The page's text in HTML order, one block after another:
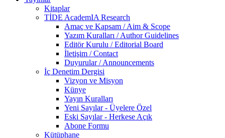
Kitaplar
TİDE AcademIA Research
Amaç ve Kapsam / Aim & Scope
Yazım Kuralları / Author Guidelines
Editör Kurulu / Editorial Board
İletişim / Contact
Duyurular / Announcements
İç Denetim Dergisi
Vizyon ve Misyon
Künye
Yayın Kuralları
Yeni Sayılar - Üyelere Özel
Eski Sayılar - Herkese Açık
Abone Formu
Kütüphane